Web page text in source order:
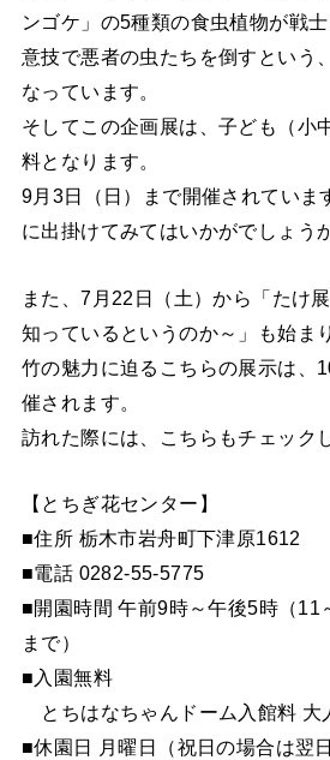
ンゴケ」の5種類の食虫植物が戦
意技で悪者の虫たちを倒すという
なっています。
そしてこの企画展は、子ども（小
料となります。
9月3日（日）まで開催されていま
に出掛けてみてはいかがでしょう
また、7月22日（土）から「たけ
知っているというのか～」も始ま
竹の魅力に迫るこちらの展示は、
催されます。
訪れた際には、こちらもチェック
【とちぎ花センター】
■住所 栃木市岩舟町下津原1612
■電話 0282-55-5775
■開園時間 午前9時～午後5時（11
まで）
■入園無料
とちはなちゃんドーム入館料 大
■休園日 月曜日（祝日の場合は翌日